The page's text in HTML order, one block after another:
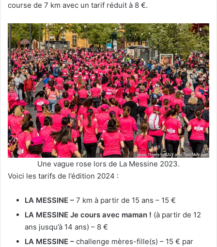
course de 7 km avec un tarif réduit à 8 €.
Une vague rose lors de La Messine 2023.
Voici les tarifs de l’édition 2024 :
LA MESSINE – 7 km à partir de 15 ans – 15 €
LA MESSINE Je cours avec maman ! (à partir de 12
ans jusqu’à 14 ans) – 8 €
LA MESSINE – challenge mères-fille(s) – 15 € par